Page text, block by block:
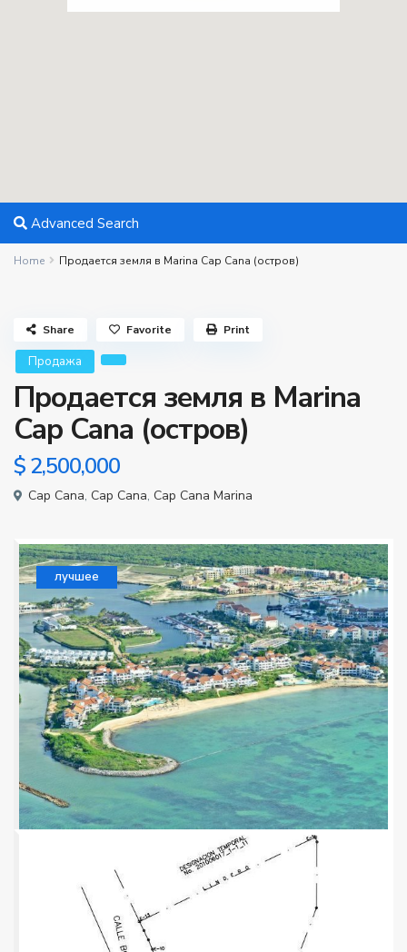
Advanced Search
Home Продается земля в Marina Cap Cana (остров)
Продажа
Продается земля в Marina
Cap Cana (остров)
$ 2,500,000
Cap Cana, Cap Cana, Cap Cana Marina
Share Favorite Print
лучшее